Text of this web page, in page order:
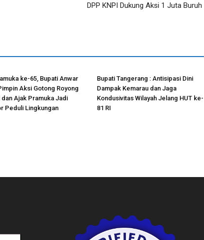
DPP KNPI Dukung Aksi 1 Juta Buruh
ke-65, Bupati Anwar
Aksi Gotong Royong
dan Ajak Pramuka Jadi
Peduli Lingkungan
Bupati Tangerang : Antisipasi Dini
Dampak Kemarau dan Jaga
Kondusivitas Wilayah Jelang HUT ke-
81 RI